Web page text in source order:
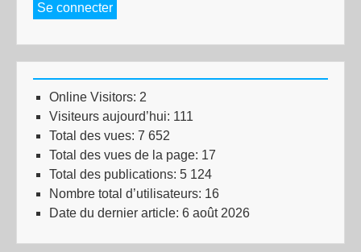
Se connecter
Online Visitors: 2
Visiteurs aujourd’hui: 111
Total des vues: 7 652
Total des vues de la page: 17
Total des publications: 5 124
Nombre total d’utilisateurs: 16
Date du dernier article: 6 août 2026